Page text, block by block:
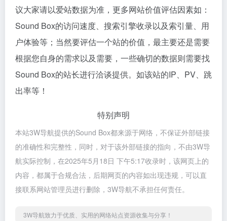
议大家请以爱站数据为准，更多网站价值评估因素如：
Sound Box的访问速度、搜索引擎收录以及索引量、用
户体验等；当然要评估一个站的价值，最主要还是需要
根据您自身的需求以及需要，一些确切的数据则需要找
Sound Box的站长进行洽谈提供。如该站的IP、PV、跳
出率等！
特别声明
本站3W导航提供的Sound Box都来源于网络，不保证外部链接
的准确性和完整性，同时，对于该外部链接的指向，不由3W导
航实际控制，在2025年5月18日 下午5:17收录时，该网页上的
内容，都属于合规合法，后期网页的内容如出现违规，可以直
接联系网站管理员进行删除，3W导航不承担任何责任。
3W导航致力于优质、实用的网络站点资源收集与分享！